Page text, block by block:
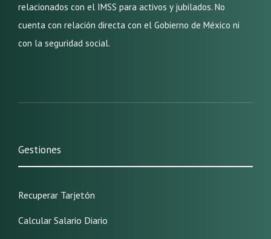
relacionados con el IMSS para activos y jubilados. No
cuenta con relación directa con el Gobierno de México ni
con la seguridad social.
Gestiones
Recuperar Tarjetón
Calcular Salario Diario